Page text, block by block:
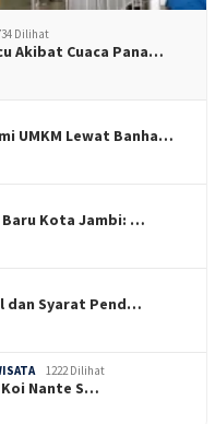
Dilihat
Akibat Cuaca Pana…
UMKM Lewat Banha…
Kota Jambi: …
dan Syarat Pend…
1222 Dilihat
Koi Nante S…